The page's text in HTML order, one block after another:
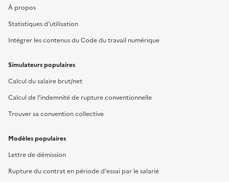
À propos
Statistiques d'utilisation
Intégrer les contenus du Code du travail numérique
Simulateurs populaires
Calcul du salaire brut/net
Calcul de l'indemnité de rupture conventionnelle
Trouver sa convention collective
Modèles populaires
Lettre de démission
Rupture du contrat en période d'essai par le salarié